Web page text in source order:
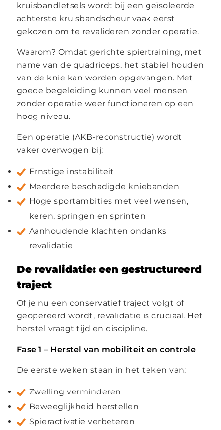
kruisbandletsels wordt bij een geïsoleerde
achterste kruisbandscheur vaak eerst
gekozen om te revalideren zonder operatie.
Waarom? Omdat gerichte spiertraining, met
name van de quadriceps, het stabiel houden
van de knie kan worden opgevangen. Met
goede begeleiding kunnen veel mensen
zonder operatie weer functioneren op een
hoog niveau.
Een operatie (AKB-reconstructie) wordt
vaker overwogen bij:
Ernstige instabiliteit
Meerdere beschadigde kniebanden
Hoge sportambities met veel wensen,
keren, springen en sprinten
Aanhoudende klachten ondanks
revalidatie
De revalidatie: een gestructureerd
traject
Of je nu een conservatief traject volgt of
geopereerd wordt, revalidatie is cruciaal. Het
herstel vraagt tijd en discipline.
Fase 1 – Herstel van mobiliteit en controle
De eerste weken staan in het teken van:
Zwelling verminderen
Beweeglijkheid herstellen
Spieractivatie verbeteren